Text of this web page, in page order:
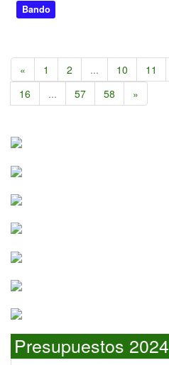
Bando
« 1 2 ... 10 11
16
... 57 58 »
Presupuestos 2024